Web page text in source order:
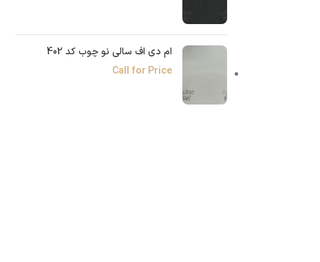
ام دی اف سالی نو چوب کد 402
Call for Price